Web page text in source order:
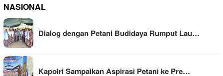
NASIONAL
Dialog dengan Petani Budidaya Rumput Lau…
Kapolri Sampaikan Aspirasi Petani ke Pre…